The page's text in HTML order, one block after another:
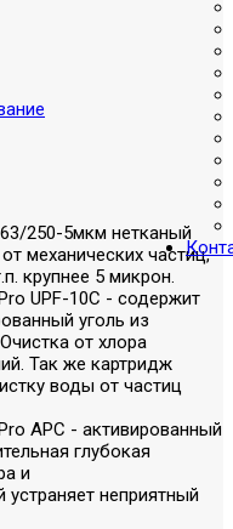
250-5мкм нетканый
механических частиц,
крупнее 5 микрон.
UPF-10C - содержит
уголь из
от хлора
Так же картридж
воды от частиц
APC - активированный
глубокая
и
устраняет неприятный